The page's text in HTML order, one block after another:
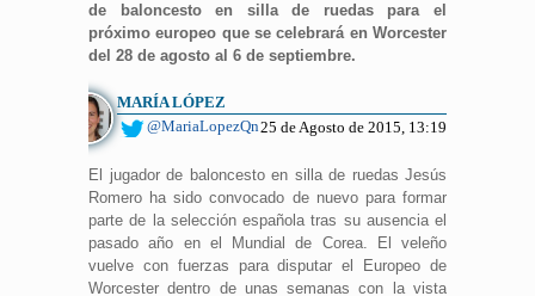
de baloncesto en silla de ruedas para el
próximo europeo que se celebrará en Worcester
del 28 de agosto al 6 de septiembre.
MARÍA LÓPEZ
@MariaLopezQn25 de Agosto de 2015, 13:19
El jugador de baloncesto en silla de ruedas Jesús
Romero ha sido convocado de nuevo para formar
parte de la selección española tras su ausencia el
pasado año en el Mundial de Corea. El veleño
vuelve con fuerzas para disputar el Europeo de
Worcester dentro de unas semanas con la vista